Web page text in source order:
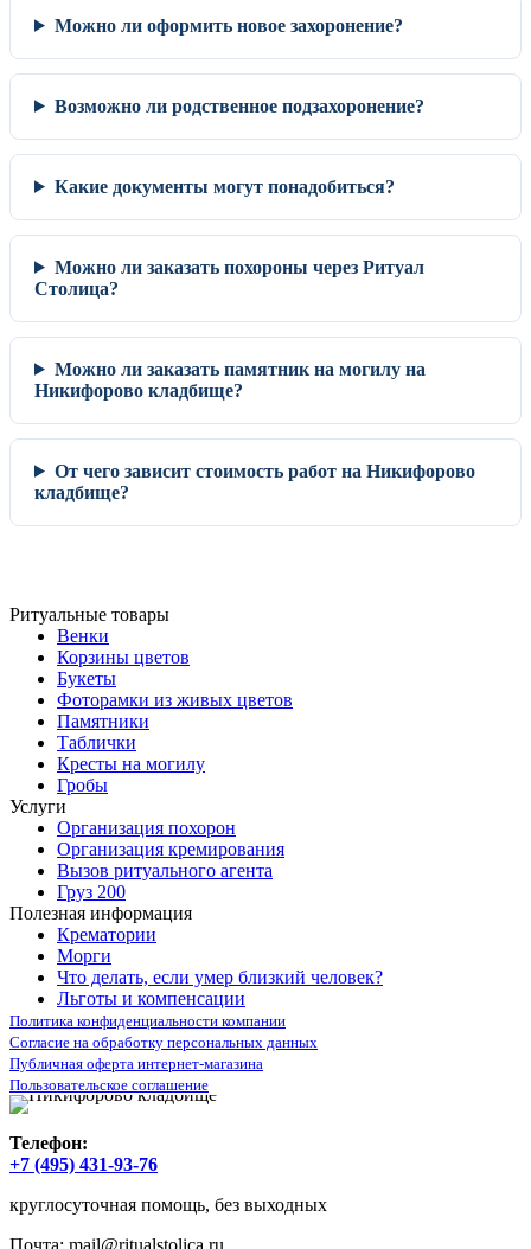
Можно ли оформить новое захоронение?
Возможно ли родственное подзахоронение?
Какие документы могут понадобиться?
Можно ли заказать похороны через Ритуал
Столица?
Можно ли заказать памятник на могилу на
Никифорово кладбище?
От чего зависит стоимость работ на Никифорово
кладбище?
Ритуальные товары
Венки
Корзины цветов
Букеты
Фоторамки из живых цветов
Памятники
Таблички
Кресты на могилу
Гробы
Услуги
Организация похорон
Организация кремирования
Вызов ритуального агента
Груз 200
Полезная информация
Крематории
Морги
Что делать, если умер близкий человек?
Льготы и компенсации
Политика конфиденциальности компании
Согласие на обработку персональных данных
Публичная оферта интернет-магазина
Пользовательское соглашение
Телефон:
+7 (495) 431-93-76
круглосуточная помощь, без выходных
Почта: mail@ritualstolica.ru